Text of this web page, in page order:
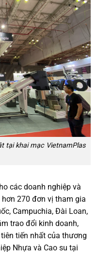
tại khai mạc VietnamPlas
các doanh nghiệp và
270 đơn vị tham gia
Campuchia, Đài Loan,
trao đổi kinh doanh,
tiến nhất của thương
Nhựa và Cao su tại